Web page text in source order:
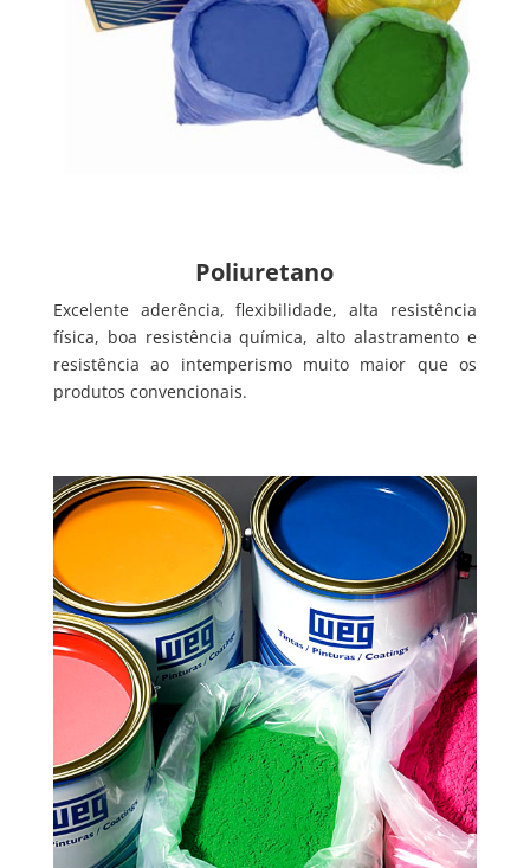
Poliuretano
Excelente aderência, flexibilidade, alta resistência
física, boa resistência química, alto alastramento e
resistência ao intemperismo muito maior que os
produtos convencionais.